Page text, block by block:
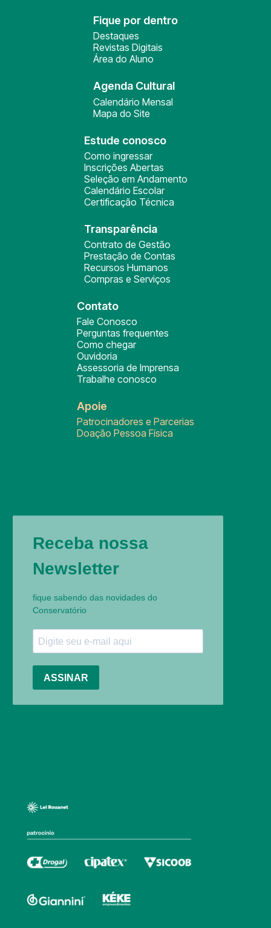
Fique por dentro
Destaques
Revistas Digitais
Área do Aluno
Agenda Cultural
Calendário Mensal
Mapa do Site
Estude conosco
Como ingressar
Inscrições Abertas
Seleção em Andamento
Calendário Escolar
Certificação Técnica
Transparência
Contrato de Gestão
Prestação de Contas
Recursos Humanos
Compras e Serviços
Contato
Fale Conosco
Perguntas frequentes
Como chegar
Ouvidoria
Assessoria de Imprensa
Trabalhe conosco
Apoie
Patrocinadores e Parcerias
Doação Pessoa Física